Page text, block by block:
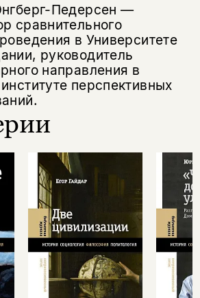
Педерсен —
сравнительного
в Университете
руководитель
направления в
перспективных